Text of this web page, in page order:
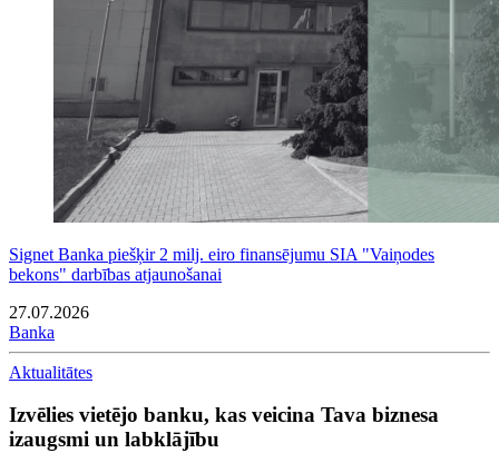
Signet Banka piešķir 2 milj. eiro finansējumu SIA "Vaiņodes
bekons" darbības atjaunošanai
27.07.2026
Banka
Aktualitātes
Izvēlies vietējo banku, kas veicina Tava biznesa
izaugsmi un labklājību